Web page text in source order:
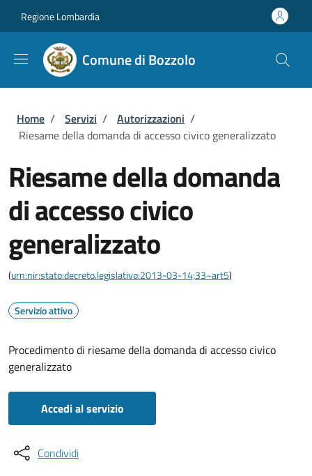
Regione Lombardia
Comune di Bozzolo
Briciole di pane
Home / Servizi / Autorizzazioni /
Riesame della domanda di accesso civico generalizzato
Riesame della domanda
di accesso civico
generalizzato
(urn:nir:stato:decreto.legislativo:2013-03-14;33~art5)
Servizio attivo
Procedimento di riesame della domanda di accesso civico
generalizzato
Accedi al servizio
Condividi